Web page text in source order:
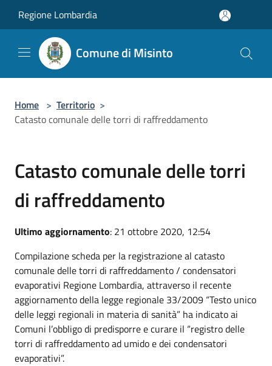
Regione Lombardia
Comune di Misinto
Home > Territorio >
Catasto comunale delle torri di raffreddamento
Catasto comunale delle torri
di raffreddamento
Ultimo aggiornamento: 21 ottobre 2020, 12:54
Compilazione scheda per la registrazione al catasto
comunale delle torri di raffreddamento / condensatori
evaporativi Regione Lombardia, attraverso il recente
aggiornamento della legge regionale 33/2009 “Testo unico
delle leggi regionali in materia di sanità” ha indicato ai
Comuni l’obbligo di predisporre e curare il “registro delle
torri di raffreddamento ad umido e dei condensatori
evaporativi”.